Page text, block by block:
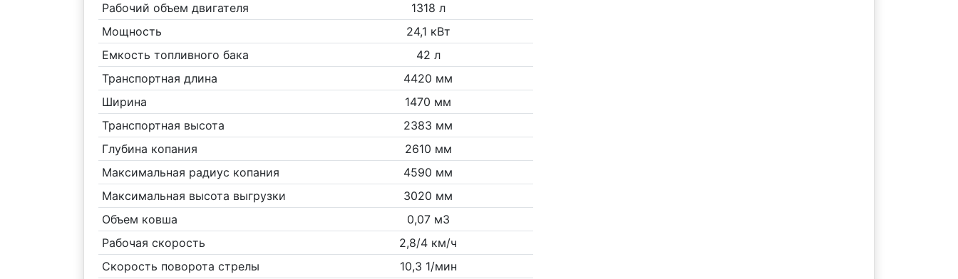
Рабочий объем двигателя
1318 л
Мощность
24,1 кВт
Емкость топливного бака
42 л
Транспортная длина
4420 мм
Ширина
1470 мм
Транспортная высота
2383 мм
Глубина копания
2610 мм
Максимальная радиус копания
4590 мм
Максимальная высота выгрузки
3020 мм
Объем ковша
0,07 м3
Рабочая скорость
2,8/4 км/ч
Скорость поворота стрелы
10,3 1/мин